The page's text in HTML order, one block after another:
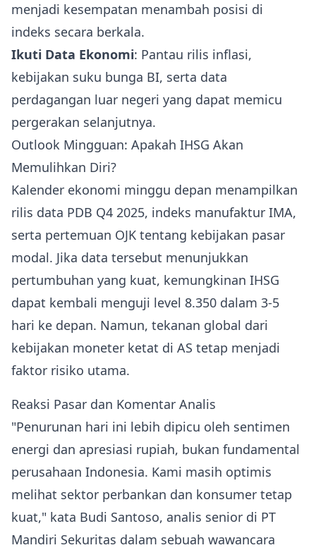
menjadi kesempatan menambah posisi di
indeks secara berkala.
Ikuti Data Ekonomi: Pantau rilis inflasi,
kebijakan suku bunga BI, serta data
perdagangan luar negeri yang dapat memicu
pergerakan selanjutnya.
Outlook Mingguan: Apakah IHSG Akan
Memulihkan Diri?
Kalender ekonomi minggu depan menampilkan
rilis data PDB Q4 2025, indeks manufaktur IMA,
serta pertemuan OJK tentang kebijakan pasar
modal. Jika data tersebut menunjukkan
pertumbuhan yang kuat, kemungkinan IHSG
dapat kembali menguji level 8.350 dalam 3‑5
hari ke depan. Namun, tekanan global dari
kebijakan moneter ketat di AS tetap menjadi
faktor risiko utama.
Reaksi Pasar dan Komentar Analis
"Penurunan hari ini lebih dipicu oleh sentimen
energi dan apresiasi rupiah, bukan fundamental
perusahaan Indonesia. Kami masih optimis
melihat sektor perbankan dan konsumer tetap
kuat," kata Budi Santoso, analis senior di PT
Mandiri Sekuritas dalam sebuah wawancara